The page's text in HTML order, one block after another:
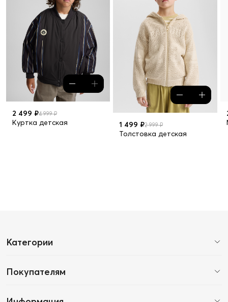
2 499 ₽4 999 ₽
Куртка детская 1 499 ₽2 999 ₽
Толстовка детская
Категории
Покупателям